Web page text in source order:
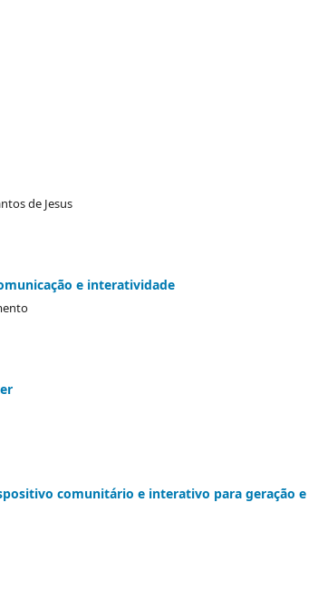
de Jesus
e interatividade
comunitário e interativo para geração e